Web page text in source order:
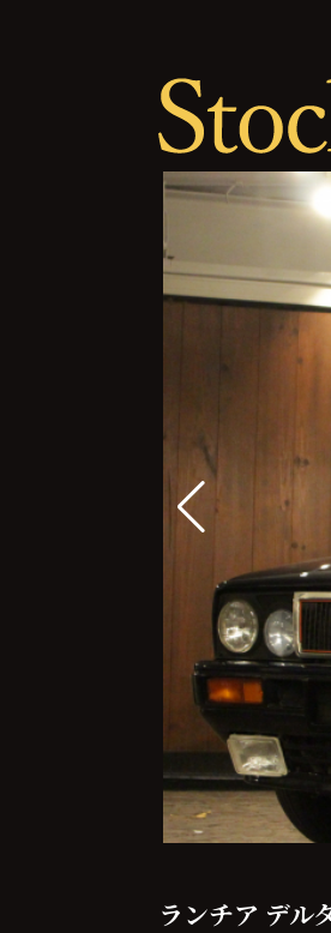
ランチア デル